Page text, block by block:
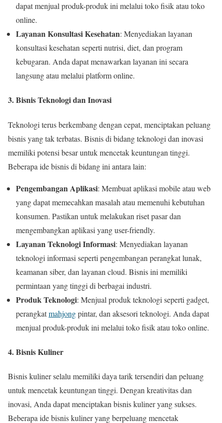
dapat menjual produk-produk ini melalui toko fisik atau toko
online.
Layanan Konsultasi Kesehatan: Menyediakan layanan
konsultasi kesehatan seperti nutrisi, diet, dan program
kebugaran. Anda dapat menawarkan layanan ini secara
langsung atau melalui platform online.
3. Bisnis Teknologi dan Inovasi
Teknologi terus berkembang dengan cepat, menciptakan peluang
bisnis yang tak terbatas. Bisnis di bidang teknologi dan inovasi
memiliki potensi besar untuk mencetak keuntungan tinggi.
Beberapa ide bisnis di bidang ini antara lain:
Pengembangan Aplikasi: Membuat aplikasi mobile atau web
yang dapat memecahkan masalah atau memenuhi kebutuhan
konsumen. Pastikan untuk melakukan riset pasar dan
mengembangkan aplikasi yang user-friendly.
Layanan Teknologi Informasi: Menyediakan layanan
teknologi informasi seperti pengembangan perangkat lunak,
keamanan siber, dan layanan cloud. Bisnis ini memiliki
permintaan yang tinggi di berbagai industri.
Produk Teknologi: Menjual produk teknologi seperti gadget,
perangkatmahjongpintar, dan aksesori teknologi. Anda dapat
menjual produk-produk ini melalui toko fisik atau toko online.
4. Bisnis Kuliner
Bisnis kuliner selalu memiliki daya tarik tersendiri dan peluang
untuk mencetak keuntungan tinggi. Dengan kreativitas dan
inovasi, Anda dapat menciptakan bisnis kuliner yang sukses.
Beberapa ide bisnis kuliner yang berpeluang mencetak